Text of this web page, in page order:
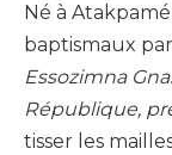
Né à
baptismaux par
Essozimna
République,
tisser les